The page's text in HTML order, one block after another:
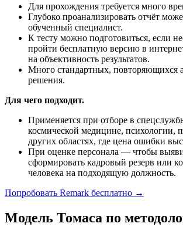
Для прохождения требуется много
Глубоко проанализировать отчёт
обученный специалист.
К тесту можно подготовиться, если
пройти бесплатную версию в
на объективность результатов.
Много стандартных, повторяющихся
решения.
Для чего подходит.
Применяется при отборе в
космической медицине, психологии,
других областях, где цена ошибки
При оценке персонала — чтобы
сформировать кадровый резерв или
человека на подходящую должность.
Попробовать Remark бесплатно →
Модель Томаса по